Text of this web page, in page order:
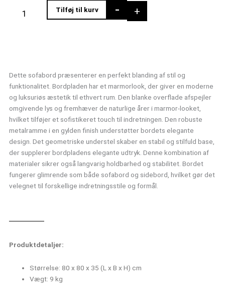
-
sofabord
stel
antal
+
Tilføj til kurv
Dette sofabord præsenterer en perfekt blanding af stil og
funktionalitet. Bordpladen har et marmorlook, der giver en moderne
og luksuriøs æstetik til ethvert rum. Den blanke overflade afspejler
omgivende lys og fremhæver de naturlige årer i marmor-looket,
hvilket tilføjer et sofistikeret touch til indretningen. Den robuste
metalramme i en gylden finish understøtter bordets elegante
design. Det geometriske understel skaber en stabil og stilfuld base,
der supplerer bordpladens elegante udtryk. Denne kombination af
materialer sikrer også langvarig holdbarhed og stabilitet. Bordet
fungerer glimrende som både sofabord og sidebord, hvilket gør det
velegnet til forskellige indretningsstile og formål.
Produktdetaljer:
Størrelse: 80 x 80 x 35 (L x B x H) cm
Vægt: 9 kg